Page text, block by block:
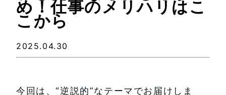
め！仕事のメリハリはこ
こから
2025.04.30
今回は、“逆説的”なテーマでお届けしま